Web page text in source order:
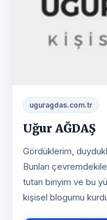
uguragdas.com.tr
Uğur AĞDAŞ
Gördüklerim,
Bunları
tutan biriyim ve bu
kişisel blogumu